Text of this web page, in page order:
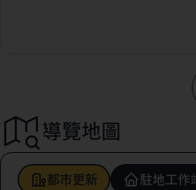
導覽地圖
都市更新
駐地工作